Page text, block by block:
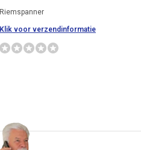
Riemspanner
Klik voor verzendinformatie